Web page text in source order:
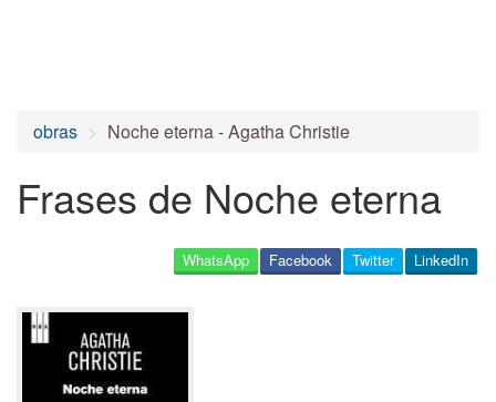
obras Noche eterna - Agatha Christie
Frases de Noche eterna
LinkedIn
Twitter
Facebook
WhatsApp